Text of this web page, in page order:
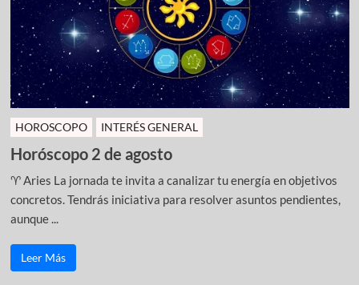
HOROSCOPO INTERÉS GENERAL
Horóscopo 2 de agosto
♈ Aries La jornada te invita a canalizar tu energía en objetivos
concretos. Tendrás iniciativa para resolver asuntos pendientes,
aunque ...
Leer Más